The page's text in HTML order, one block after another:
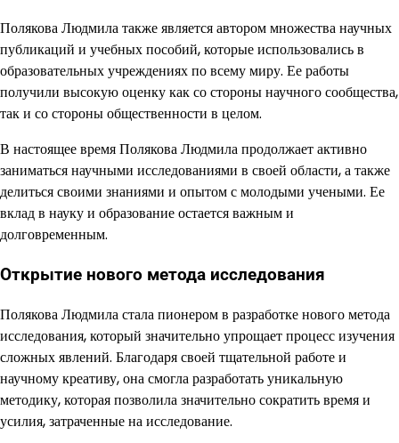
Полякова Людмила также является автором множества научных
публикаций и учебных пособий, которые использовались в
образовательных учреждениях по всему миру. Ее работы
получили высокую оценку как со стороны научного сообщества,
так и со стороны общественности в целом.
В настоящее время Полякова Людмила продолжает активно
заниматься научными исследованиями в своей области, а также
делиться своими знаниями и опытом с молодыми учеными. Ее
вклад в науку и образование остается важным и
долговременным.
Открытие нового метода исследования
Полякова Людмила стала пионером в разработке нового метода
исследования, который значительно упрощает процесс изучения
сложных явлений. Благодаря своей тщательной работе и
научному креативу, она смогла разработать уникальную
методику, которая позволила значительно сократить время и
усилия, затраченные на исследование.